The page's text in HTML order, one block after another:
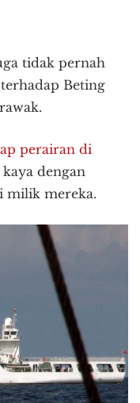
tidak pernah
Beting
perairan di
dengan
milik mereka.